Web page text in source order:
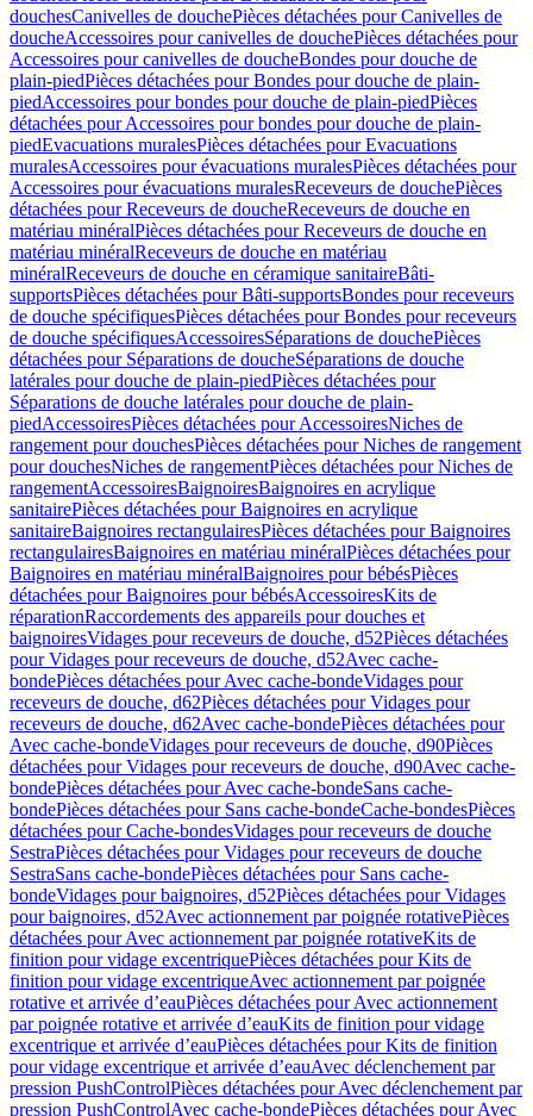
douchesCanivelles de douchePièces détachées pour Canivelles de
doucheAccessoires pour canivelles de douchePièces détachées pour
Accessoires pour canivelles de doucheBondes pour douche de
plain-piedPièces détachées pour Bondes pour douche de plain-
piedAccessoires pour bondes pour douche de plain-piedPièces
détachées pour Accessoires pour bondes pour douche de plain-
piedEvacuations muralesPièces détachées pour Evacuations
muralesAccessoires pour évacuations muralesPièces détachées pour
Accessoires pour évacuations muralesReceveurs de douchePièces
détachées pour Receveurs de doucheReceveurs de douche en
matériau minéralPièces détachées pour Receveurs de douche en
matériau minéralReceveurs de douche en matériau
minéralReceveurs de douche en céramique sanitaireBâti-
supportsPièces détachées pour Bâti-supportsBondes pour receveurs
de douche spécifiquesPièces détachées pour Bondes pour receveurs
de douche spécifiquesAccessoiresSéparations de douchePièces
détachées pour Séparations de doucheSéparations de douche
latérales pour douche de plain-piedPièces détachées pour
Séparations de douche latérales pour douche de plain-
piedAccessoiresPièces détachées pour AccessoiresNiches de
rangement pour douchesPièces détachées pour Niches de rangement
pour douchesNiches de rangementPièces détachées pour Niches de
rangementAccessoiresBaignoiresBaignoires en acrylique
sanitairePièces détachées pour Baignoires en acrylique
sanitaireBaignoires rectangulairesPièces détachées pour Baignoires
rectangulairesBaignoires en matériau minéralPièces détachées pour
Baignoires en matériau minéralBaignoires pour bébésPièces
détachées pour Baignoires pour bébésAccessoiresKits de
réparationRaccordements des appareils pour douches et
baignoiresVidages pour receveurs de douche, d52Pièces détachées
pour Vidages pour receveurs de douche, d52Avec cache-
bondePièces détachées pour Avec cache-bondeVidages pour
receveurs de douche, d62Pièces détachées pour Vidages pour
receveurs de douche, d62Avec cache-bondePièces détachées pour
Avec cache-bondeVidages pour receveurs de douche, d90Pièces
détachées pour Vidages pour receveurs de douche, d90Avec cache-
bondePièces détachées pour Avec cache-bondeSans cache-
bondePièces détachées pour Sans cache-bondeCache-bondesPièces
détachées pour Cache-bondesVidages pour receveurs de douche
SestraPièces détachées pour Vidages pour receveurs de douche
SestraSans cache-bondePièces détachées pour Sans cache-
bondeVidages pour baignoires, d52Pièces détachées pour Vidages
pour baignoires, d52Avec actionnement par poignée rotativePièces
détachées pour Avec actionnement par poignée rotativeKits de
finition pour vidage excentriquePièces détachées pour Kits de
finition pour vidage excentriqueAvec actionnement par poignée
rotative et arrivée d’eauPièces détachées pour Avec actionnement
par poignée rotative et arrivée d’eauKits de finition pour vidage
excentrique et arrivée d’eauPièces détachées pour Kits de finition
pour vidage excentrique et arrivée d’eauAvec déclenchement par
pression PushControlPièces détachées pour Avec déclenchement par
pression PushControlAvec cache-bondePièces détachées pour Avec